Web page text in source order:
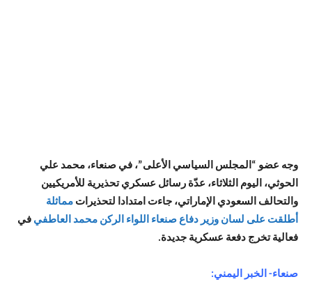
وجه عضو “المجلس السياسي الأعلى”، في صنعاء، محمد علي
الحوثي، اليوم الثلاثاء، عدّة رسائل عسكري تحذيرية للأمريكيين
والتحالف السعودي الإماراتي، جاءت امتدادا لتحذيرات مماثلة
أطلقت على لسان وزير دفاع صنعاء اللواء الركن محمد العاطفي في
فعالية تخرج دفعة عسكرية جديدة.
صنعاء- الخبر اليمني: